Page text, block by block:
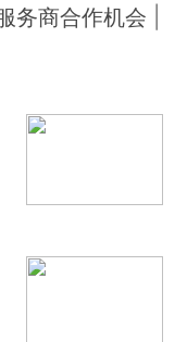
务商合作机会 |